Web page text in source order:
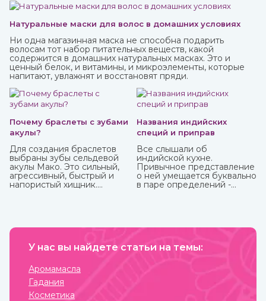
Натуральные маски для волос в домашних условиях
Ни одна магазинная маска не способна подарить
волосам тот набор питательных веществ, какой
содержится в домашних натуральных масках. Это и
ценный белок, и витамины, и микроэлементы, которые
напитают, увлажнят и восстановят пряди.
Почему браслеты с зубами
акулы?
Для создания браслетов
выбраны зубы сельдевой
акулы Мако. Это сильный,
агрессивный, быстрый и
напористый хищник.
м. Жители Океании
ее зубами обеспечивают
Названия индийских
специй и приправ
Все слышали об
индийской кухне.
Привычное представление
о ней умещается буквально
в паре определений -
можно сказать о пищевых
Индийская кухня одна из
У нас вы найдете статьи на темы:
Аромамасла
Гадания
Косметика